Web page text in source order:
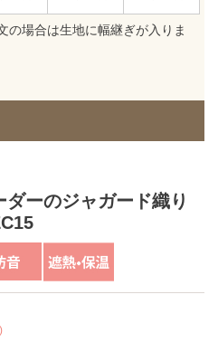
の場合は生地に幅継ぎが入りま
ーのジャガード織り